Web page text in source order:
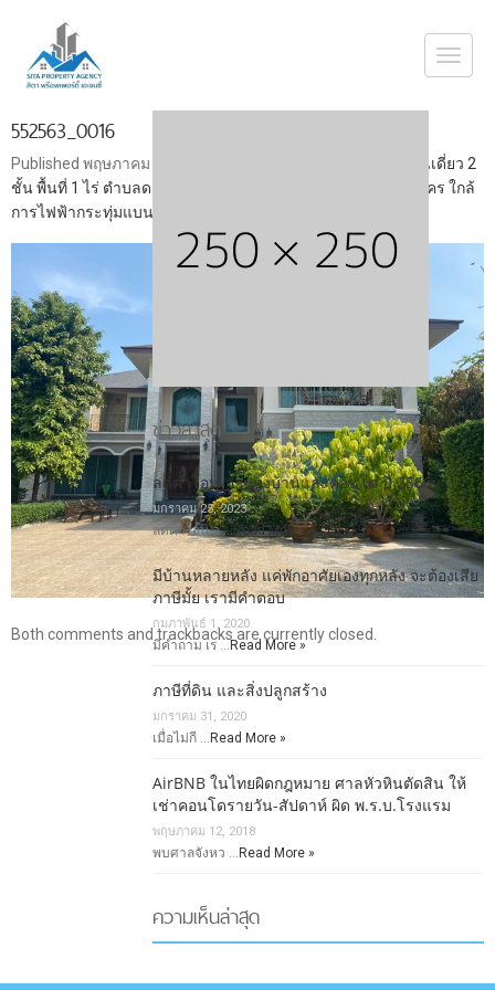
552563_0016
Published พฤษภาคม 21, 2020
ขายบ้านหรู บ้านเดี่ยว 2
ชั้น พื้นที่ 1 ไร่ ตำบลดอนไก่ดี อำเภอกระทุ่มแบน จังหวัดสมุทรสาคร ใกล้
การไฟฟ้ากระทุ่มแบน ตลาดมหาชัย
Both comments and trackbacks are currently closed.
ข่าวล่าสุด
ลดค่าโอน-จำนองบ้านและคอนโด ปี 2566
มกราคม 25, 2023
ลดค่าโอน-จ … Read More »
มีบ้านหลายหลัง แค่พักอาศัยเองทุกหลัง จะต้องเสีย
ภาษีมั้ย เรามีคำตอบ
กุมภาพันธ์ 1, 2020
มีคำถาม เร …Read More »
ภาษีที่ดิน และสิ่งปลูกสร้าง
มกราคม 31, 2020
เมื่อไม่กี … Read More »
AirBNB ในไทยผิดกฎหมาย ศาลหัวหินตัดสิน ให้
เช่าคอนโดรายวัน-สัปดาห์ ผิด พ.ร.บ.โรงแรม
พฤษภาคม 12, 2018
พบศาลจังหว … Read More »
ความเห็นล่าสุด